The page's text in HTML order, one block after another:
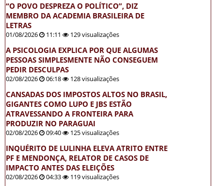
“O POVO DESPREZA O POLÍTICO”, DIZ
MEMBRO DA ACADEMIA BRASILEIRA DE
LETRAS
01/08/2026 11:11 129 visualizações
A PSICOLOGIA EXPLICA POR QUE ALGUMAS
PESSOAS SIMPLESMENTE NÃO CONSEGUEM
PEDIR DESCULPAS
02/08/2026 06:18 128 visualizações
CANSADAS DOS IMPOSTOS ALTOS NO BRASIL,
GIGANTES COMO LUPO E JBS ESTÃO
ATRAVESSANDO A FRONTEIRA PARA
PRODUZIR NO PARAGUAI
02/08/2026 09:40 125 visualizações
INQUÉRITO DE LULINHA ELEVA ATRITO ENTRE
PF E MENDONÇA, RELATOR DE CASOS DE
IMPACTO ANTES DAS ELEIÇÕES
02/08/2026 04:33 119 visualizações